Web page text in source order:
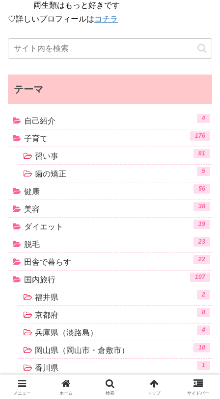
両生類はもっと好きです
♡詳しいプロフィールはコチラ
テーマ
自己紹介 4
子育て 176
習い事 81
歯の矯正 5
健康 56
美容 38
ダイエット 19
脱毛 23
田舎で暮らす 22
国内旅行 107
福井県 2
京都府 8
兵庫県（淡路島） 4
岡山県（岡山市・倉敷市） 10
香川県 1
15
メニュー ホーム 検索 トップ サイドバー